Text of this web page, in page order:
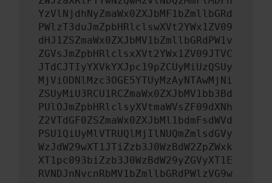
YzVlNjdhNyZmaWx0ZXJbMF1bZmllbGRd
PWlzT3duJmZpbHRlclswXVt2YWx1ZV09
dHJ1ZSZmaWx0ZXJbMV1bZmllbGRdPW1v
ZGVsJmZpbHRlclsxXVt2YWx1ZV09JTVC
JTdCJTIyYXVkYXJpc19pZCUyMiUzQSUy
MjViODNlMzc3OGE5YTUyMzAyNTAwMjNi
ZSUyMiU3RCU1RCZmaWx0ZXJbMV1bb3Bd
PUlOJmZpbHRlclsyXVtmaWVsZF09dXNh
Z2VTdGF0ZSZmaWx0ZXJbMl1bdmFsdWVd
PSU1QiUyMlVTRUQlMjIlNUQmZmlsdGVy
WzJdW29wXT1JTiZzb3J0WzBdW2ZpZWxk
XT1pc093biZzb3J0WzBdW29yZGVyXT1E
RVNDJnNvcnRbMV1bZmllbGRdPWlzVG9w